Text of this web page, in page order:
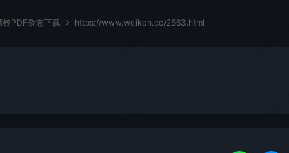
校PDF杂志下载 https://www.weikan.cc/2663.html
微刊杂志社